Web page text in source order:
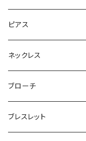
ピアス
ネックレス
ブローチ
ブレスレット